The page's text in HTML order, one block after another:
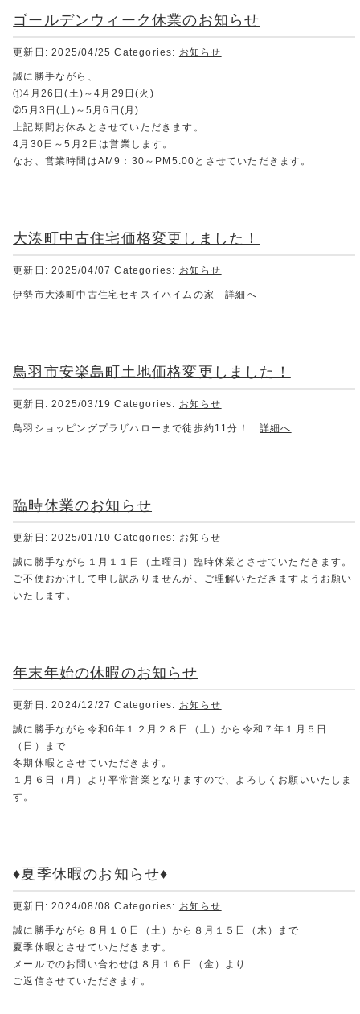
ゴールデンウィーク休業のお知らせ
更新日: 2025/04/25 Categories: お知らせ
誠に勝手ながら、
①4月26日(土)～4月29日(火)
➁5月3日(土)～5月6日(月)
上記期間お休みとさせていただきます。
4月30日～5月2日は営業します。
なお、営業時間はAM9：30～PM5:00とさせていただきます。
大湊町中古住宅価格変更しました！
更新日: 2025/04/07 Categories: お知らせ
伊勢市大湊町中古住宅セキスイハイムの家詳細へ
鳥羽市安楽島町土地価格変更しました！
更新日: 2025/03/19 Categories: お知らせ
鳥羽ショッピングプラザハローまで徒歩約11分！詳細へ
臨時休業のお知らせ
更新日: 2025/01/10 Categories: お知らせ
誠に勝手ながら１月１１日（土曜日）臨時休業とさせていただきます。
ご不便おかけして申し訳ありませんが、ご理解いただきますようお願い
いたします。
年末年始の休暇のお知らせ
更新日: 2024/12/27 Categories: お知らせ
誠に勝手ながら令和6年１２月２８日（土）から令和７年１月５日
（日）まで
冬期休暇とさせていただきます。
１月６日（月）より平常営業となりますので、よろしくお願いいたしま
す。
♦夏季休暇のお知らせ♦
更新日: 2024/08/08 Categories: お知らせ
誠に勝手ながら８月１０日（土）から８月１５日（木）まで
夏季休暇とさせていただきます。
メールでのお問い合わせは８月１６日（金）より
ご返信させていただきます。